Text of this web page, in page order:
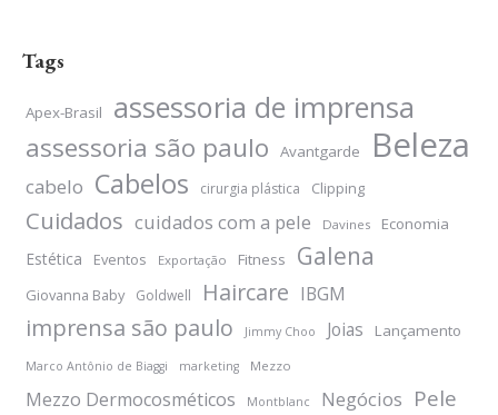
Tags
Apex-Brasil assessoria de imprensa
assessoria são paulo Avantgarde Beleza
cabelo Cabelos cirurgia plástica Clipping
Cuidados cuidados com a pele Davines Economia
Estética Eventos Exportação Fitness Galena
Giovanna Baby Goldwell Haircare IBGM
imprensa são paulo Jimmy Choo Joias Lançamento
Marco Antônio de Biaggi marketing Mezzo
Mezzo Dermocosméticos Montblanc Negócios Pele